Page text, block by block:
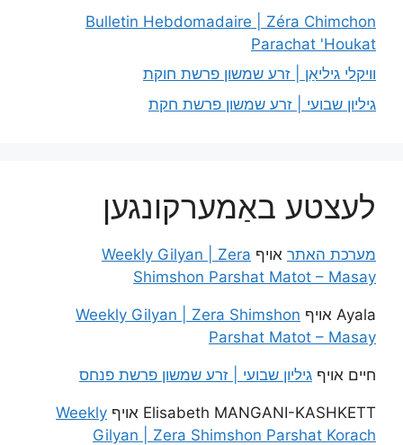
Bulletin Hebdomadaire | Zéra Chimchon
Parachat 'Houkat
וויקלי גיליאַן | זרע שמשון פרשת חוקת
גיליון שבועי | זרע שמשון פרשת חקת
לעצטע באַמערקונגען
מערכת האתר אויף Weekly Gilyan | Zera
Shimshon Parshat Matot – Masay
Ayala אויף Weekly Gilyan | Zera Shimshon
Parshat Matot – Masay
חיים אויף גיליון שבועי | זרע שמשון פרשת פנחס
Elisabeth MANGANI-KASHKETT אויף Weekly
Gilyan | Zera Shimshon Parshat Korach